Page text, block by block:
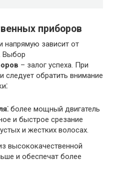
приборов
напрямую зависит от
Выбор
– залог успеха. При
обратить внимание
более мощный двигатель
и быстрое срезание
и жестких волосах.
высококачественной
и обеспечат более